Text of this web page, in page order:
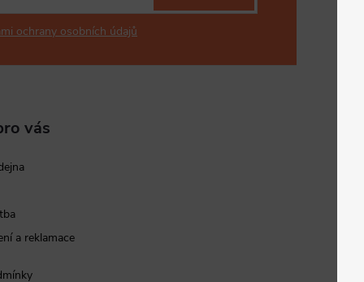
ochrany osobních údajů
vás
a reklamace